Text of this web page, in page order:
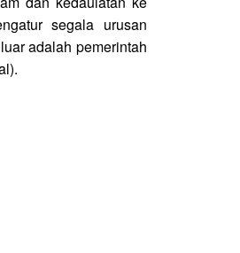
segala urusan
adalah pemerintah